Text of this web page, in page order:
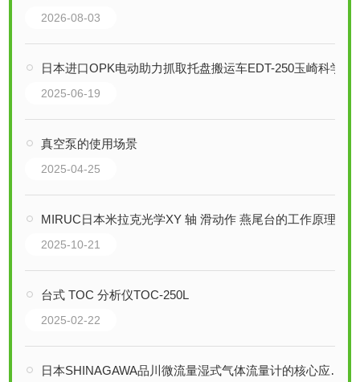
2026-08-03
日本进口OPK电动助力抓取托盘搬运车EDT-250玉崎科学
2025-06-19
真空泵的使用场景
2025-04-25
MIRUC日本米拉克光学XY 轴 滑动作 燕尾台的工作原理
2025-10-21
台式 TOC 分析仪TOC-250L
2025-02-22
日本SHINAGAWA品川微流量湿式气体流量计的核心应用场景分析